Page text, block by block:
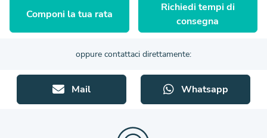
Componi la tua rata
Richiedi tempi di
consegna
oppure contattaci direttamente:
Mail Whatsapp